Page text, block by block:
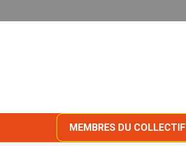
MEMBRES DU COLLECTIF